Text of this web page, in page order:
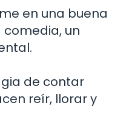
en una buena
comedia, un
de contar
reír, llorar y